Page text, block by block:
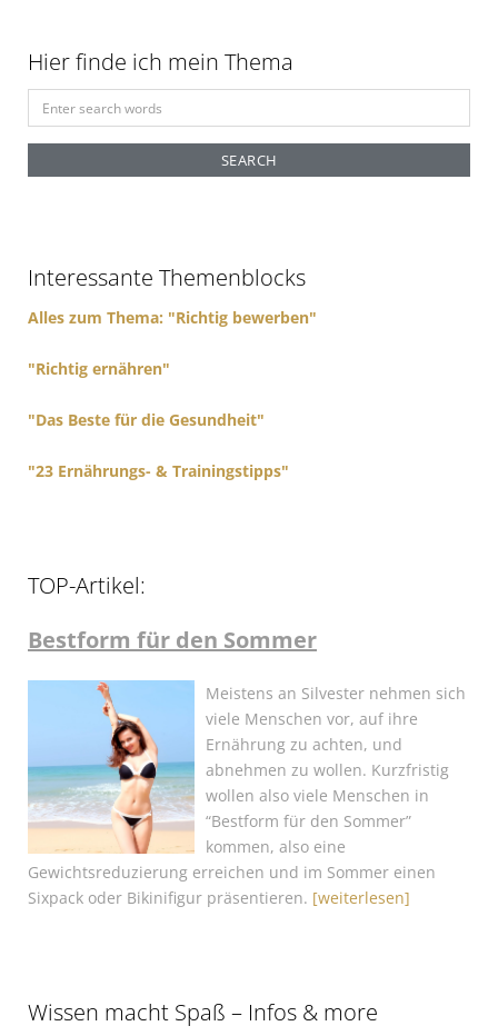
Hier finde ich mein Thema
e
r
o
Interessante Themenblocks
Alles zum Thema: "Richtig bewerben"
"Richtig ernähren"
"Das Beste für die Gesundheit"
"23 Ernährungs- & Trainingstipps"
TOP-Artikel:
Bestform für den Sommer
Meistens an Silvester nehmen sich
viele Menschen vor, auf ihre
Ernährung zu achten, und
abnehmen zu wollen. Kurzfristig
wollen also viele Menschen in
“Bestform für den Sommer”
kommen, also eine
Gewichtsreduzierung erreichen und im Sommer einen
Sixpack oder Bikinifigur präsentieren. [weiterlesen]
Wissen macht Spaß – Infos & more